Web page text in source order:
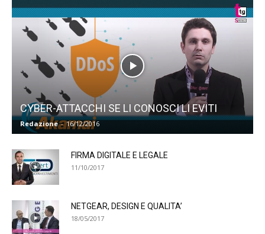
CYBER-ATTACCHI SE LI CONOSCI LI EVITI
Redazione - 16/12/2016
FIRMA DIGITALE E LEGALE
11/10/2017
NETGEAR, DESIGN E QUALITA’
18/05/2017